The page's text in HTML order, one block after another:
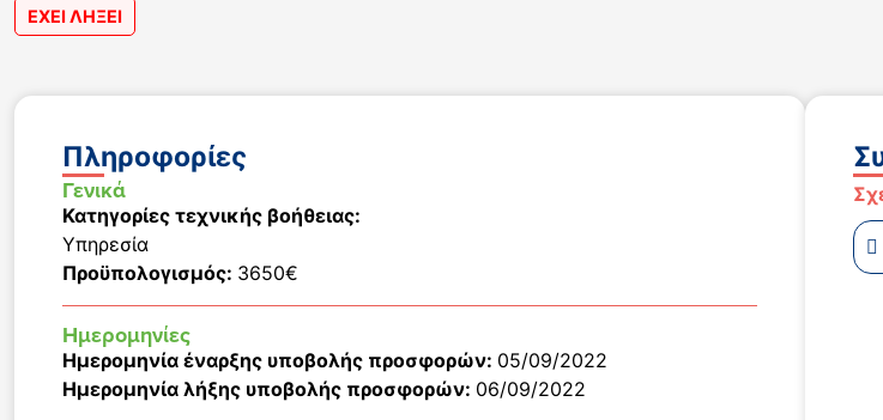
ΕΧΕΙ ΛΗΞΕΙ
Πληροφορίες
Γενικά
Κατηγορίες τεχνικής βοήθειας:
Υπηρεσία
Προϋπολογισμός: 3650€
Ημερομηνίες
Ημερομηνία έναρξης υποβολής προσφορών: 05/09/2022
Ημερομηνία λήξης υποβολής προσφορών: 06/09/2022